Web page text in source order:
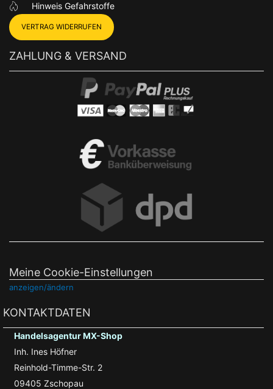
Hinweis Gefahrstoffe
VERTRAG WIDERRUFEN
ZAHLUNG & VERSAND
Meine Cookie-Einstellungen
anzeigen/ändern
KONTAKTDATEN
Handelsagentur MX-Shop
Inh. Ines Höfner
Reinhold-Timme-Str. 2
09405 Zschopau